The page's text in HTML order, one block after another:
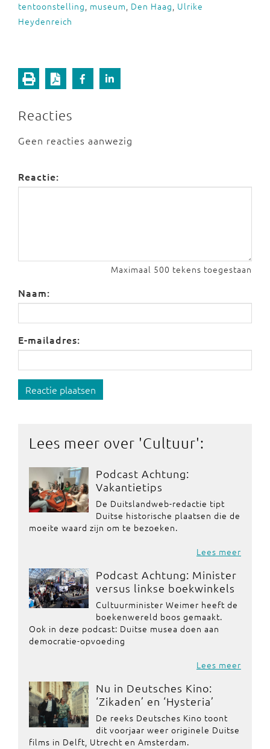
tentoonstelling, museum, Den Haag, Ulrike
Heydenreich
Reacties
Geen reacties aanwezig
Reactie:
Maximaal 500 tekens toegestaan
Naam:
E-mailadres:
Reactie plaatsen
Lees meer over 'Cultuur':
Podcast Achtung:
Vakantietips
De Duitslandweb-redactie tipt
Duitse historische plaatsen die de
moeite waard zijn om te bezoeken.
Lees meer
Podcast Achtung: Minister
versus linkse boekwinkels
Cultuurminister Weimer heeft de
boekenwereld boos gemaakt.
Ook in deze podcast: Duitse musea doen aan
democratie-opvoeding
Lees meer
Nu in Deutsches Kino:
‘Zikaden’ en ‘Hysteria’
De reeks Deutsches Kino toont
dit voorjaar weer originele Duitse
films in Delft, Utrecht en Amsterdam.